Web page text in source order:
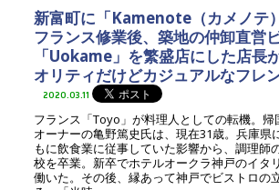
新富町に「Kamenote（カメノテ
フランス修業後、築地の仲卸直営
「Uokame」を繁盛店にした店長
オリティだけどカジュアルなフレ
2020.03.11
フランス「Toyo」が料理人としての転機。帰
オーナーの亀野篤史氏は、現在31歳。兵庫県
もに飲食業に従事していた影響から、調理師
校を卒業。新卒でホテルオークラ神戸のイタ
働いた。その後、縁あって神戸でビストロの